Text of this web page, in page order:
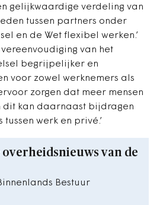
gelijkwaardige verdeling van
tussen partners onder
en de Wet flexibel werken.’
van het
begrijpelijker en
voor zowel werknemers als
zorgen dat meer mensen
dit kan daarnaast bijdragen
werk en privé.’
van de
Bestuur